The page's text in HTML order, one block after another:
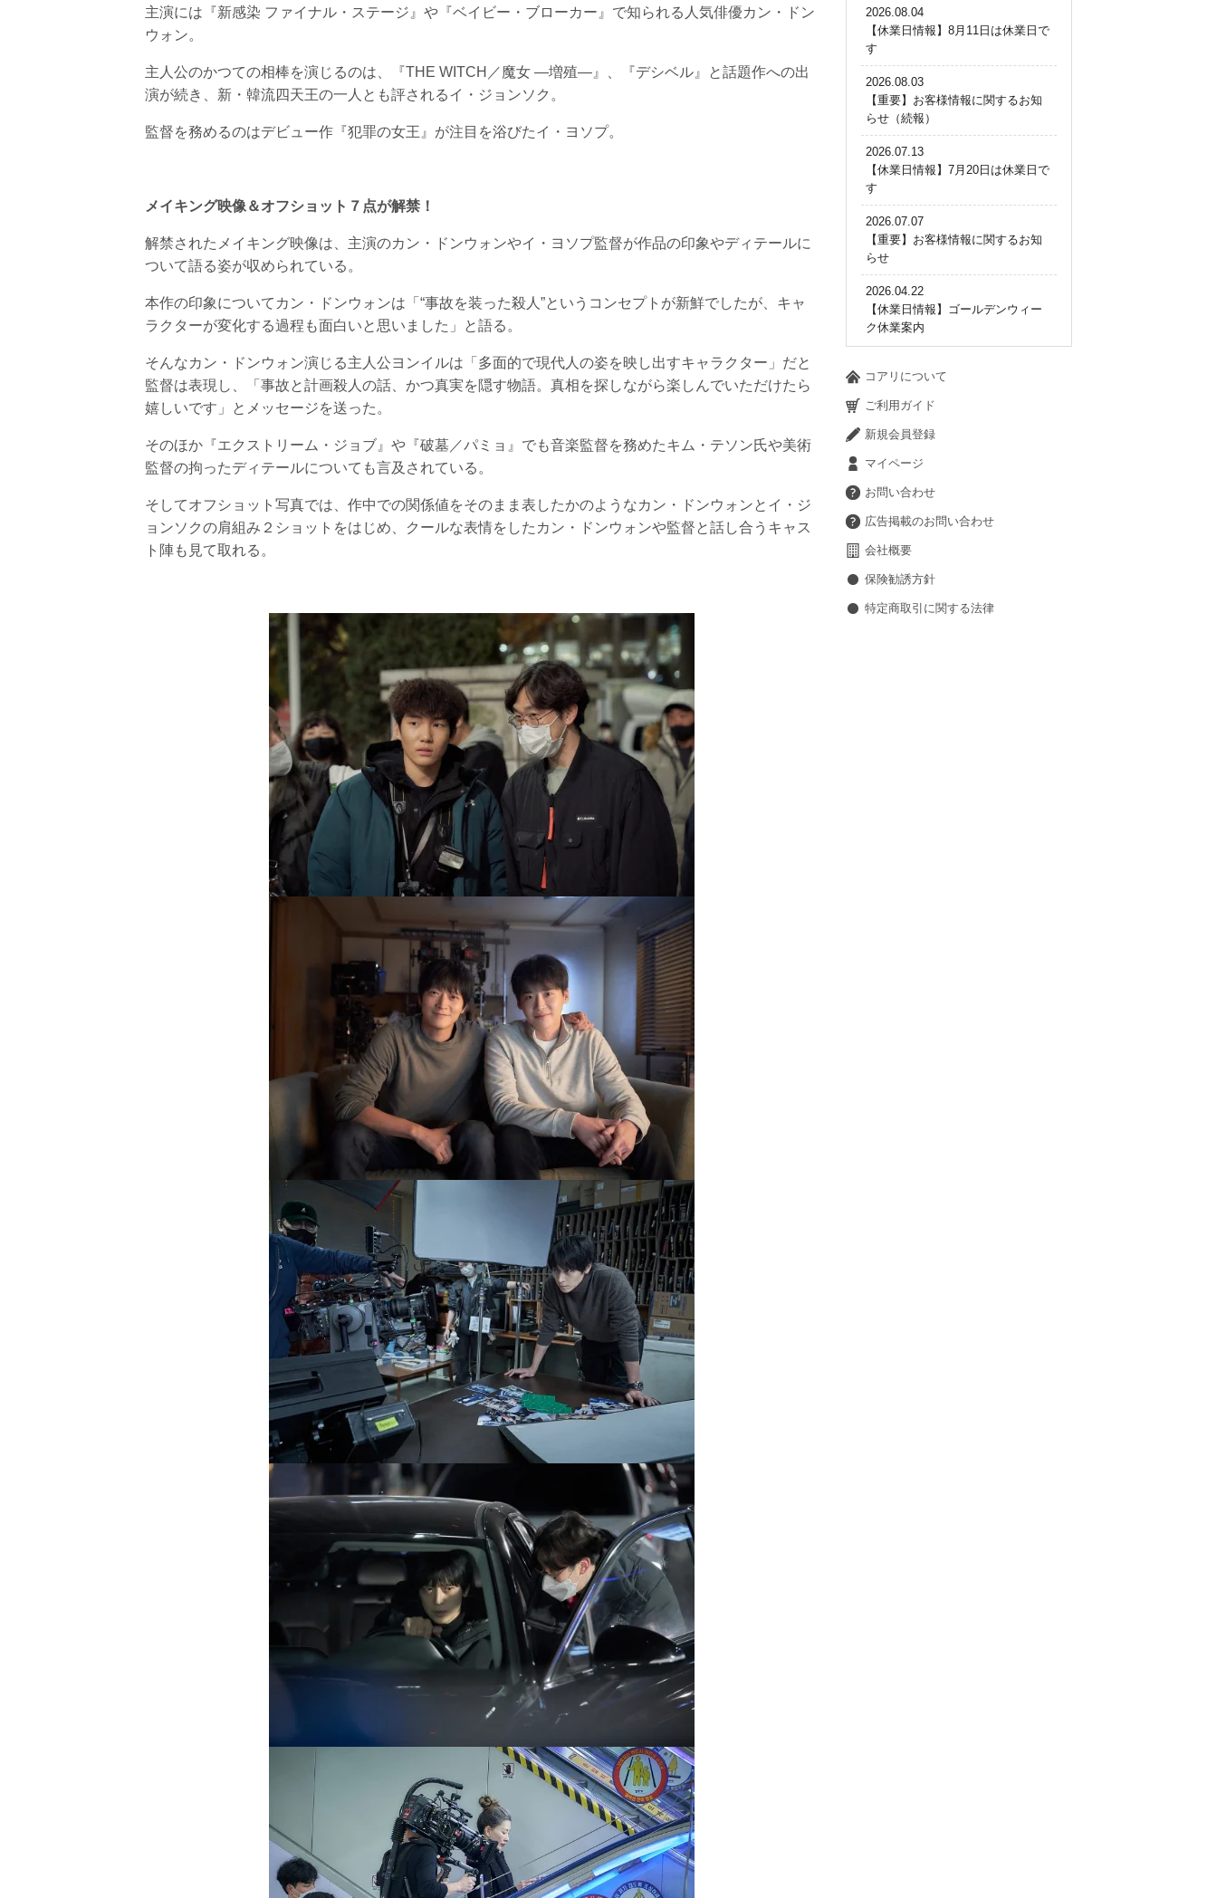
主演には『新感染 ファイナル・ステージ』や『ベイビー・ブローカー』で知られる人気俳優カン・ドン
ウォン。
主人公のかつての相棒を演じるのは、『THE WITCH／魔女 ―増殖―』、『デシベル』と話題作への出
演が続き、新・韓流四天王の一人とも評されるイ・ジョンソク。
監督を務めるのはデビュー作『犯罪の女王』が注目を浴びたイ・ヨソプ。
メイキング映像＆オフショット７点が解禁！
解禁されたメイキング映像は、主演のカン・ドンウォンやイ・ヨソプ監督が作品の印象やディテールに
ついて語る姿が収められている。
本作の印象についてカン・ドンウォンは「“事故を装った殺人”というコンセプトが新鮮でしたが、キャ
ラクターが変化する過程も面白いと思いました」と語る。
そんなカン・ドンウォン演じる主人公ヨンイルは「多面的で現代人の姿を映し出すキャラクター」だと
監督は表現し、「事故と計画殺人の話、かつ真実を隠す物語。真相を探しながら楽しんでいただけたら
嬉しいです」とメッセージを送った。
そのほか『エクストリーム・ジョブ』や『破墓／パミョ』でも音楽監督を務めたキム・テソン氏や美術
監督の拘ったディテールについても言及されている。
そしてオフショット写真では、作中での関係値をそのまま表したかのようなカン・ドンウォンとイ・ジ
ョンソクの肩組み２ショットをはじめ、クールな表情をしたカン・ドンウォンや監督と話し合うキャス
ト陣も見て取れる。
2026.08.04
【休業日情報】8月11日は休業日で
す
2026.08.03
【重要】お客様情報に関するお知
らせ（続報）
2026.07.13
【休業日情報】7月20日は休業日で
す
2026.07.07
【重要】お客様情報に関するお知
らせ
2026.04.22
【休業日情報】ゴールデンウィー
ク休業案内
コアリについて
ご利用ガイド
新規会員登録
マイページ
お問い合わせ
広告掲載のお問い合わせ
会社概要
保険勧誘方針
特定商取引に関する法律